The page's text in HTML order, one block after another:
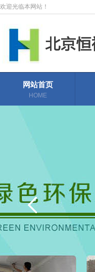
欢迎光临本网站！
网站首页
HOME